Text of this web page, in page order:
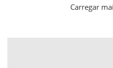
Carregar